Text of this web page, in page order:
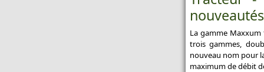
nouveautés
La gamme
trois gammes,
nouveau nom pour
maximum de débit